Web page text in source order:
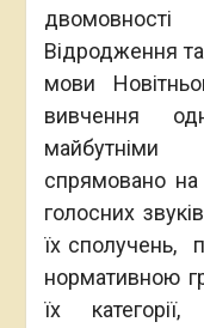
двомовності
Відродження
мови
вивчення
майбутніми
спрямовано
голосних
їх сполучень,
нормативною
їх